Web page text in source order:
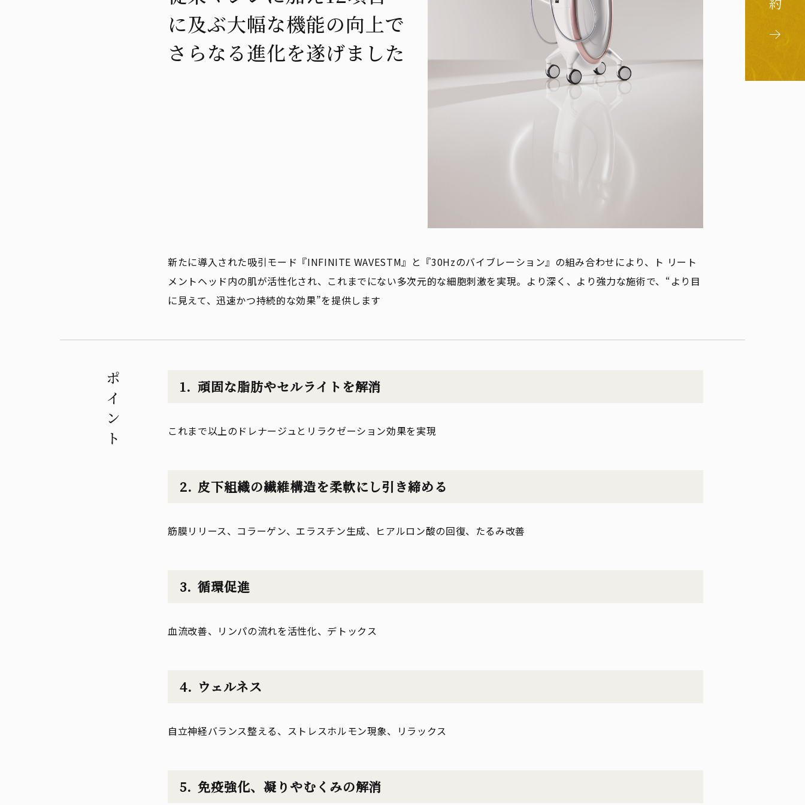
に及ぶ大幅な機能の向上で
さらなる進化を遂げました
新たに導入された吸引モード『INFINITE WAVESTM』と『30Hzのバイブレーション』の組み合わせにより、ト リート
メントヘッド内の肌が活性化され、これまでにない多次元的な細胞刺激を実現。より深く、より強力な施術で、“より目
に見えて、迅速かつ持続的な効果”を提供します
ポイント 頑固な脂肪やセルライトを解消
これまで以上のドレナージュとリラクゼーション効果を実現
皮下組織の繊維構造を柔軟にし引き締める
筋膜リリース、コラーゲン、エラスチン生成、ヒアルロン酸の回復、たるみ改善
循環促進
血流改善、リンパの流れを活性化、デトックス
ウェルネス
自立神経バランス整える、ストレスホルモン現象、リラックス
免疫強化、凝りやむくみの解消